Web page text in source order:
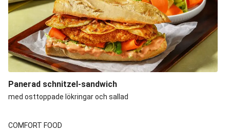
Panerad schnitzel-sandwich
med osttoppade lökringar och sallad
COMFORT FOOD